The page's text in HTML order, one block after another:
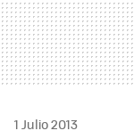
1 Julio 2013